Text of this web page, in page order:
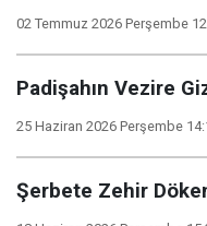
02 Temmuz 2026 Perşembe
Padişahın Vezire
25 Haziran 2026 Perşembe
Şerbete Zehir